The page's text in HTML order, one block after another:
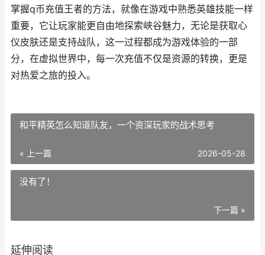
掌握q币充值王者的方法，就像在游戏中熟悉英雄技能一样
重要，它让玩家能更自由地探索峡谷魅力，无论是获取心
仪皮肤还是支持战队，这一过程都成为游戏体验的一部
分，在虚拟世界中，每一次充值不仅是资源的转换，更是
对热爱之旅的投入。
和平精英怎么知道队友，一个资深玩家的战术思考
« 上一篇 2026-05-28
没有了！
下一篇 »
延伸阅读